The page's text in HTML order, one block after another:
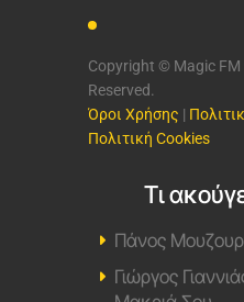
Copyright © Magic FM
Reserved.
Όροι Χρήσης |
Πολιτική Cookies
Τι
Πάνος
Γιώργος